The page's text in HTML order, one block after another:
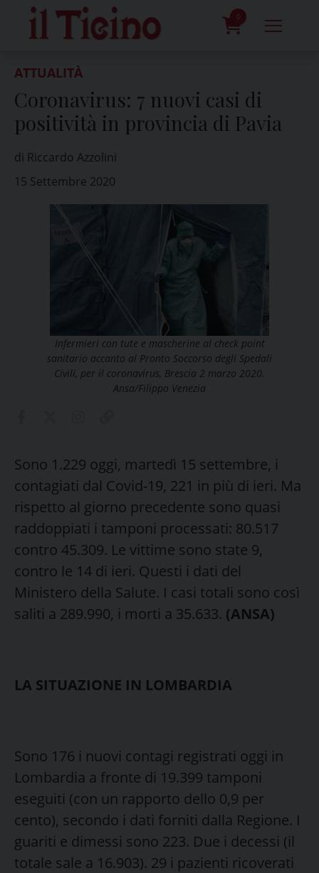
content
0
ATTUALITÀ
Coronavirus: 7 nuovi casi di
positività in provincia di Pavia
di Riccardo Azzolini
15 Settembre 2020
Infermieri con tute e mascherine al check point
sanitario accanto al Pronto Soccorso degli Spedali
Civili, per il coronavirus, Brescia 2 marzo 2020.
Ansa/Filippo Venezia
Sono 1.229 oggi, martedì 15 settembre, i
contagiati dal Covid-19, 221 in più di ieri. Ma
rispetto al giorno precedente sono quasi
raddoppiati i tamponi processati: 80.517
contro 45.309. Le vittime sono state 9,
contro le 14 di ieri. Questi i dati del
Ministero della Salute. I casi totali sono così
saliti a 289.990, i morti a 35.633. (ANSA)
LA SITUAZIONE IN LOMBARDIA
Sono 176 i nuovi contagi registrati oggi in
Lombardia a fronte di 19.399 tamponi
eseguiti (con un rapporto dello 0,9 per
cento), secondo i dati forniti dalla Regione. I
guariti e dimessi sono 223. Due i decessi (il
totale sale a 16.903). 29 i pazienti ricoverati